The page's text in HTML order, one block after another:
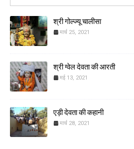
श्री गोल्ज्यू चालीसा
मार्च 25, 2021
श्री ग्वेल देवता की आरती
मई 13, 2021
एड़ी देवता की कहानी
मार्च 28, 2021